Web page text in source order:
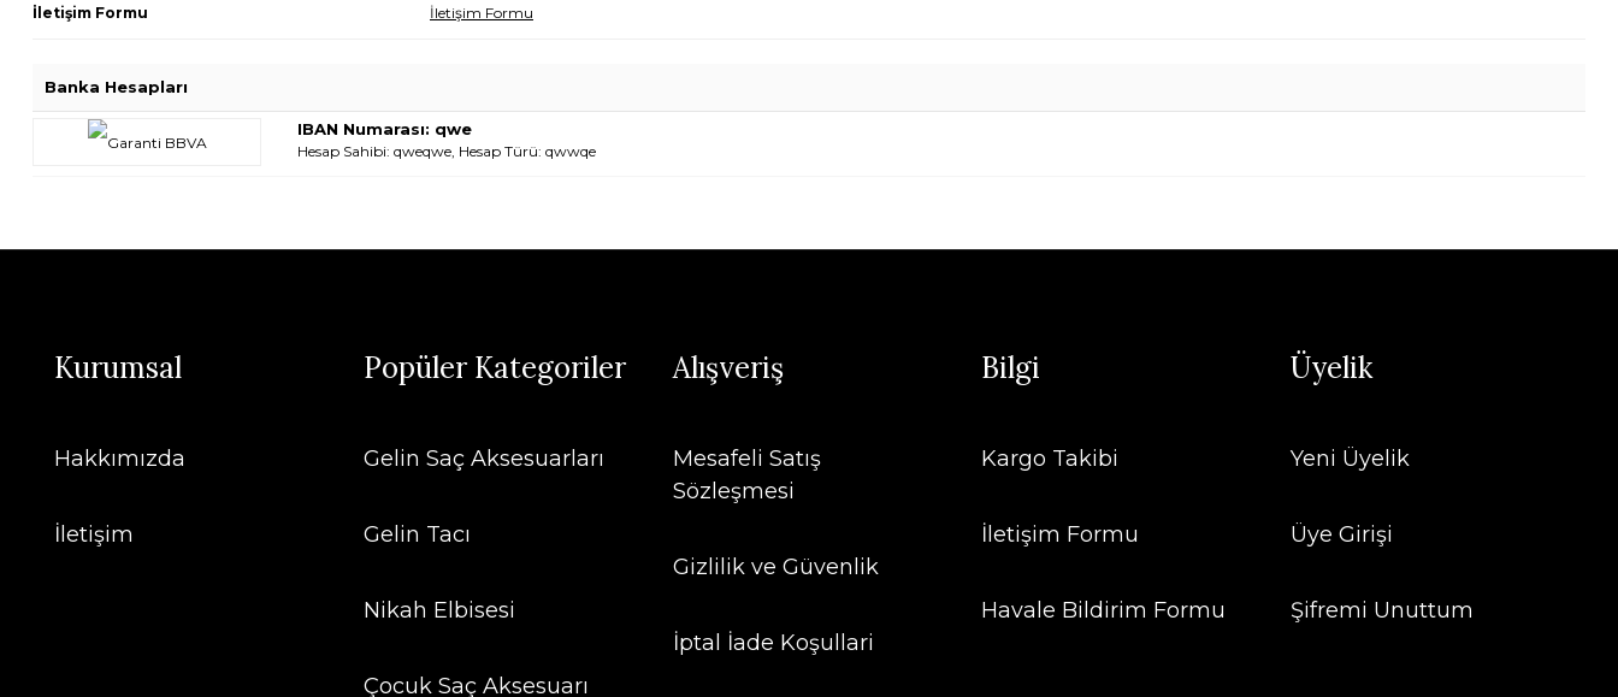
İletişim Formu İletişim Formu
Banka Hesapları
IBAN Numarası: qwe
Hesap Sahibi: qweqwe, Hesap Türü: qwwqe
Kurumsal
Hakkımızda
İletişim
Popüler Kategoriler
Gelin Saç Aksesuarları
Gelin Tacı
Nikah Elbisesi
Çocuk Saç Aksesuarı
Alışveriş
Mesafeli Satış
Sözleşmesi
Gizlilik ve Güvenlik
İptal İade Koşullari
Bilgi
Kargo Takibi
İletişim Formu
Havale Bildirim Formu
Üyelik
Yeni Üyelik
Üye Girişi
Şifremi Unuttum